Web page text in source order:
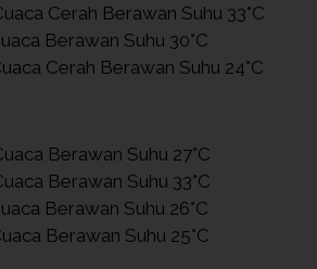
Cerah Berawan Suhu 33°C
Berawan Suhu 30°C
Cerah Berawan Suhu 24°C
Berawan Suhu 27°C
Berawan Suhu 33°C
Berawan Suhu 26°C
Berawan Suhu 25°C